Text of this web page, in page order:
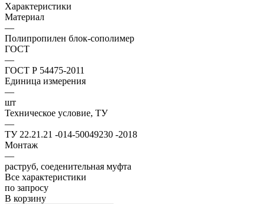
Характеристики
Материал
—
Полипропилен блок-сополимер
ГОСТ
—
ГОСТ Р 54475-2011
Единица измерения
—
шт
Техническое условие, ТУ
—
ТУ 22.21.21 -014-50049230 -2018
Монтаж
—
раструб, соеденительная муфта
Все характеристики
по запросу
В корзину